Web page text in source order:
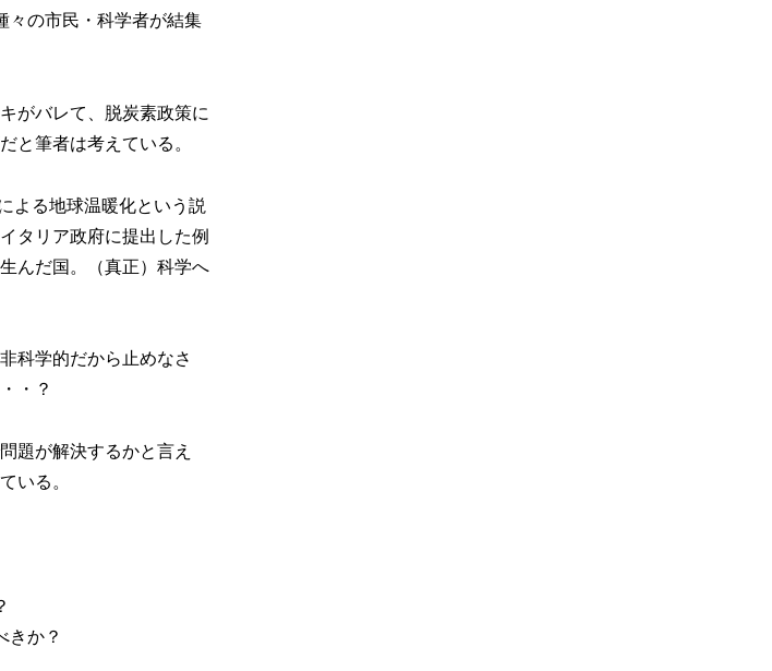
々の市民・科学者が結集
がバレて、脱炭素政策に
と筆者は考えている。
よる地球温暖化という説
タリア政府に提出した例
んだ国。（真正）科学へ
科学的だから止めなさ
・？
題が解決するかと言え
いる。
きか？